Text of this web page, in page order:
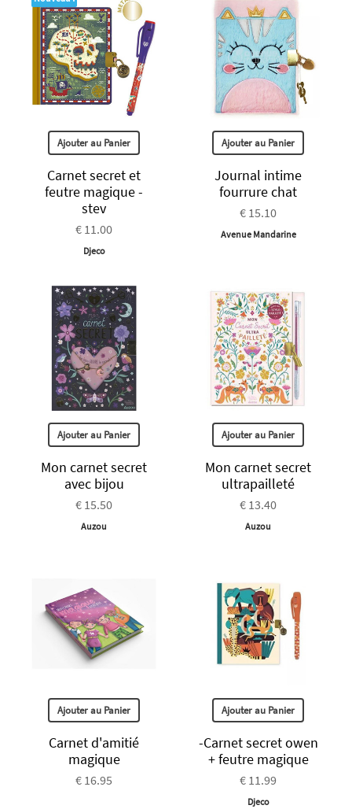
Ajouter au Panier
Carnet secret et
feutre magique -
stev
€ 11.00
Djeco
Ajouter au Panier
Journal intime
fourrure chat
€ 15.10
Avenue Mandarine
Ajouter au Panier
Mon carnet secret
avec bijou
€ 15.50
Auzou
Ajouter au Panier
Mon carnet secret
ultrapailleté
€ 13.40
Auzou
Ajouter au Panier
Carnet d'amitié
magique
€ 16.95
Ajouter au Panier
-Carnet secret owen
+ feutre magique
€ 11.99
Djeco